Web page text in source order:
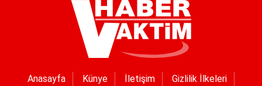
Anasayfa Künye İletişim
Gizlilik İlkeleri